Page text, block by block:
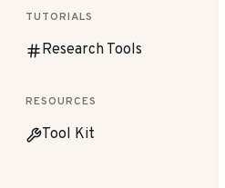
TUTORIALS
Research Tools
RESOURCES
Tool Kit